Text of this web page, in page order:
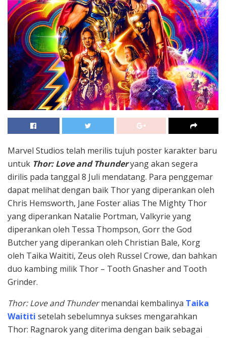
Marvel Studios telah merilis tujuh poster karakter baru
untuk Thor: Love and Thunderyang akan segera
dirilis pada tanggal 8 Juli mendatang. Para penggemar
dapat melihat dengan baik Thor yang diperankan oleh
Chris Hemsworth, Jane Foster alias The Mighty Thor
yang diperankan Natalie Portman, Valkyrie yang
diperankan oleh Tessa Thompson, Gorr the God
Butcher yang diperankan oleh Christian Bale, Korg
oleh Taika Waititi, Zeus oleh Russel Crowe, dan bahkan
duo kambing milik Thor – Tooth Gnasher and Tooth
Grinder.
Thor: Love and Thundermenandai kembalinya Taika
Waititi setelah sebelumnya sukses mengarahkan
Thor: Ragnarok yang diterima dengan baik sebagai